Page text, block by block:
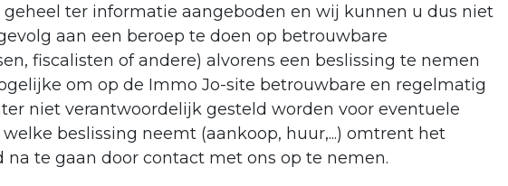
ter informatie aangeboden en wij kunnen u dus niet
aan een beroep te doen op betrouwbare
fiscalisten of andere) alvorens een beslissing te nemen
om op de Immo Jo-site betrouwbare en regelmatig
niet verantwoordelijk gesteld worden voor eventuele
beslissing neemt (aankoop, huur,...) omtrent het
te gaan door contact met ons op te nemen.